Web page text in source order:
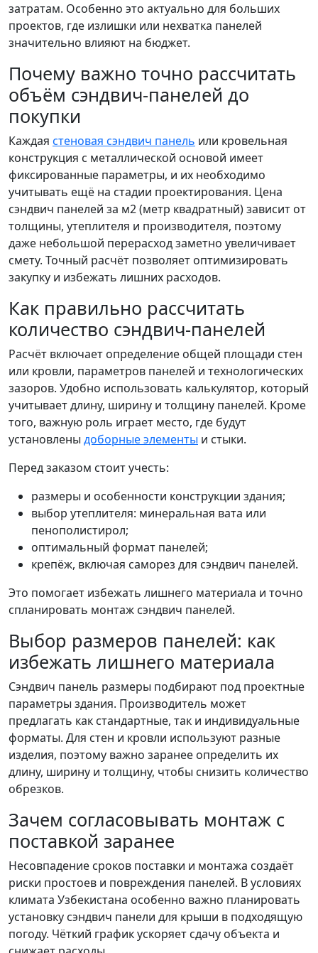
затратам. Особенно это актуально для больших
проектов, где излишки или нехватка панелей
значительно влияют на бюджет.
Почему важно точно рассчитать
объём сэндвич-панелей до
покупки
Каждая стеновая сэндвич панель или кровельная
конструкция с металлической основой имеет
фиксированные параметры, и их необходимо
учитывать ещё на стадии проектирования. Цена
сэндвич панелей за м2 (метр квадратный) зависит от
толщины, утеплителя и производителя, поэтому
даже небольшой перерасход заметно увеличивает
смету. Точный расчёт позволяет оптимизировать
закупку и избежать лишних расходов.
Как правильно рассчитать
количество сэндвич-панелей
Расчёт включает определение общей площади стен
или кровли, параметров панелей и технологических
зазоров. Удобно использовать калькулятор, который
учитывает длину, ширину и толщину панелей. Кроме
того, важную роль играет место, где будут
установлены доборные элементы и стыки.
Перед заказом стоит учесть:
размеры и особенности конструкции здания;
выбор утеплителя: минеральная вата или
пенополистирол;
оптимальный формат панелей;
крепёж, включая саморез для сэндвич панелей.
Это помогает избежать лишнего материала и точно
спланировать монтаж сэндвич панелей.
Выбор размеров панелей: как
избежать лишнего материала
Сэндвич панель размеры подбирают под проектные
параметры здания. Производитель может
предлагать как стандартные, так и индивидуальные
форматы. Для стен и кровли используют разные
изделия, поэтому важно заранее определить их
длину, ширину и толщину, чтобы снизить количество
обрезков.
Зачем согласовывать монтаж с
поставкой заранее
Несовпадение сроков поставки и монтажа создаёт
риски простоев и повреждения панелей. В условиях
климата Узбекистана особенно важно планировать
установку сэндвич панели для крыши в подходящую
погоду. Чёткий график ускоряет сдачу объекта и